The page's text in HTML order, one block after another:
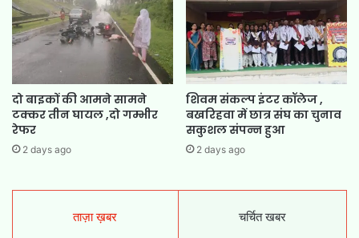
दो बाइकों की आमने सामने
टक्कर तीन घायल ,दो गम्भीर
रेफर
2 days ago
शिवम संकल्प इंटर कॉलेज ,
बखरिहवा में छात्र संघ का चुनाव
सकुशल संपन्न हुआ
2 days ago
ताज़ा ख़बर चर्चित खबर